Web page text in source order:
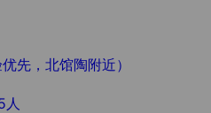
先，北馆陶附近）
人